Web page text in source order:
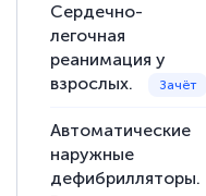
Евгения
Знаток города
12 марта
Спасибо
вежливое
понятно!
Сердечно-
легочная
реанимация у
взрослых.
Автоматические
наружные
дефибрилляторы.